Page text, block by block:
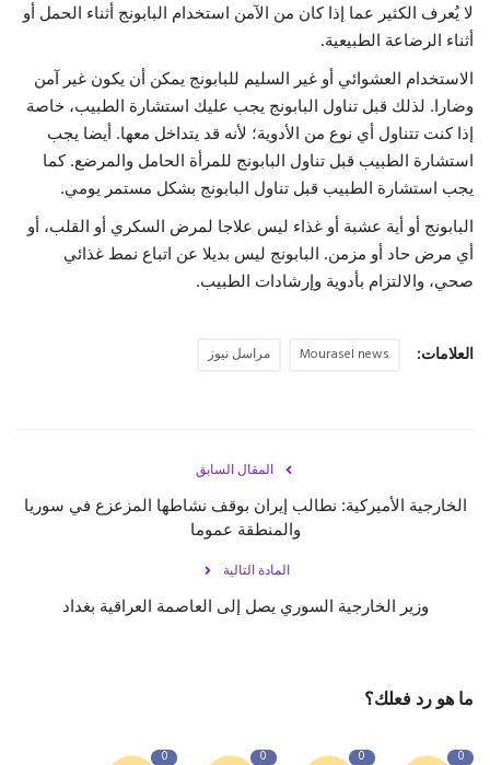
لا يُعرف الكثير عما إذا كان من الآمن استخدام البابونج أثناء الحمل أو
أثناء الرضاعة الطبيعية.
الاستخدام العشوائي أو غير السليم للبابونج يمكن أن يكون غير آمن
وضارا. لذلك قبل تناول البابونج يجب عليك استشارة الطبيب، خاصة
إذا كنت تتناول أي نوع من الأدوية؛ لأنه قد يتداخل معها. أيضا يجب
استشارة الطبيب قبل تناول البابونج للمرأة الحامل والمرضع. كما
يجب استشارة الطبيب قبل تناول البابونج بشكل مستمر يومي.
البابونج أو أية عشبة أو غذاء ليس علاجا لمرض السكري أو القلب، أو
أي مرض حاد أو مزمن. البابونج ليس بديلا عن اتباع نمط غذائي
صحي، والالتزام بأدوية وإرشادات الطبيب.
العلامات: Mourasel news مراسل نيوز
المقال السابق
الخارجية الأميركية: نطالب ⁧‫إيران‬⁩ بوقف نشاطها المزعزع في ⁧‫سوريا‬⁩
والمنطقة عموما
المادة التالية
وزير الخارجية السوري يصل إلى العاصمة العراقية بغداد
ما هو رد فعلك؟
0
0
0
0